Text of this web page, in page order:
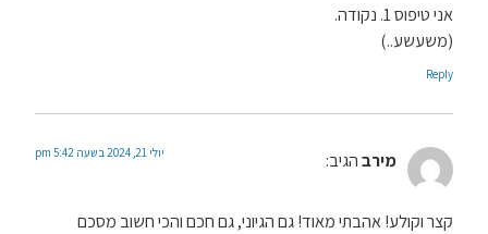
אני טיפוס 1. נקודה.
(משעשע..)
Reply
מירבהגיב: יולי 21, 2024 בשעה 5:42 pm
קצר וקולע! אהבתי מאוד! גם הגיוני, גם חכם והכי חשוב מסכם